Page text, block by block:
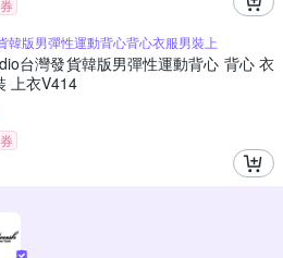
券
韓版男彈性運動背心背心衣服男裝上
台灣發貨韓版男彈性運動背心 背心 衣
上衣V414
券